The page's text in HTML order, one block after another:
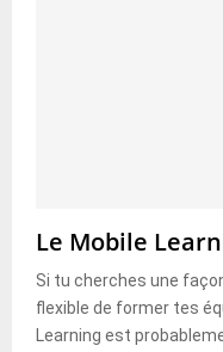
Le Mobile
Si tu cherches une
flexible de former tes
Learning est